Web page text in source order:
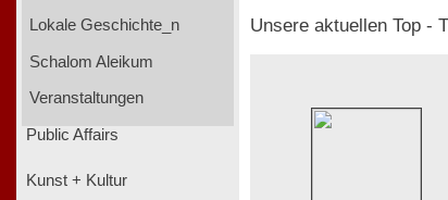
Lokale Geschichte_n
Schalom Aleikum
Veranstaltungen
Public Affairs
Kunst + Kultur
Unsere aktuellen Top -